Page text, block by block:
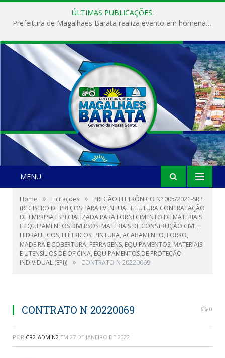
ÚLTIMAS PUBLICAÇÕES:
Prefeitura de Magalhães Barata realiza evento em homenagem ao Dia Internacional da Mulher
MENU
Home » Licitações »
PREGÃO ELETRÔNICO Nº 005/2021-SRP
(REGISTRO DE PREÇOS PARA EVENTUAL E FUTURA CONTRATAÇÃO
DE EMPRESA ESPECIALIZADA PARA FORNECIMENTO DE MATERIAIS
E EQUIPAMENTOS DIVERSOS: MATERIAIS DE CONSTRUÇÃO CIVIL,
HIDRÁULICOS, ELÉTRICOS, PINTURA, ACABAMENTO, FORRO,
MADEIRA E COBERTURA, FERRAGENS, EQUIPAMENTOS, MATERIAIS
E UTENSÍLIOS DE OFICINA, EQUIPAMENTOS DE PROTEÇÃO
INDIVIDUAL (EPI)) » CONTRATO N 20220069
CONTRATO N 20220069 0
POR CR2-ADMIN2 EM 27 DE JANEIRO DE 2022